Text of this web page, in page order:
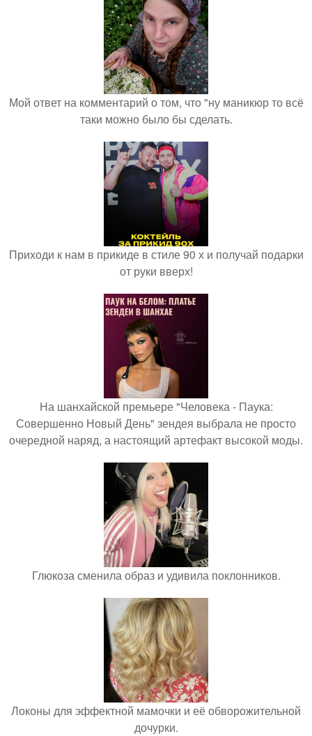
Мой ответ на комментарий о том, что "ну маникюр то всё
таки можно было бы сделать.
Приходи к нам в прикиде в стиле 90 х и получай подарки
от руки вверх!
На шанхайской премьере "Человека - Паука:
Совершенно Новый День" зендея выбрала не просто
очередной наряд, а настоящий артефакт высокой моды.
Глюкоза сменила образ и удивила поклонников.
Локоны для эффектной мамочки и её обворожительной
дочурки.